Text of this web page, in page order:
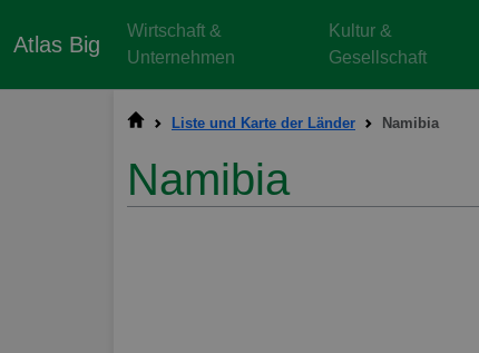
Atlas Big
Wirtschaft &
Unternehmen
Kultur &
Gesellschaft
Liste und Karte der Länder Namibia
Namibia